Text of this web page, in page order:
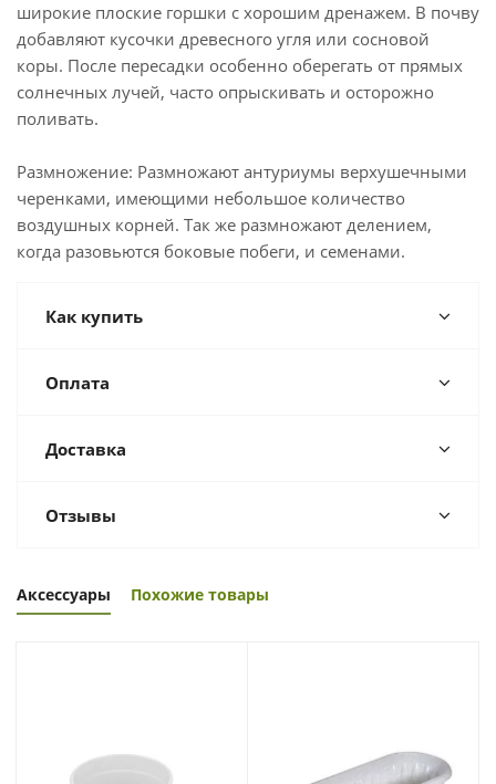
широкие плоские горшки с хорошим дренажем. В почву
добавляют кусочки древесного угля или сосновой
коры. После пересадки особенно оберегать от прямых
солнечных лучей, часто опрыскивать и осторожно
поливать.
Размножение: Размножают антуриумы верхушечными
черенками, имеющими небольшое количество
воздушных корней. Так же размножают делением,
когда разовьются боковые побеги, и семенами.
Как купить
Оплата
Доставка
Отзывы
Аксессуары Похожие товары